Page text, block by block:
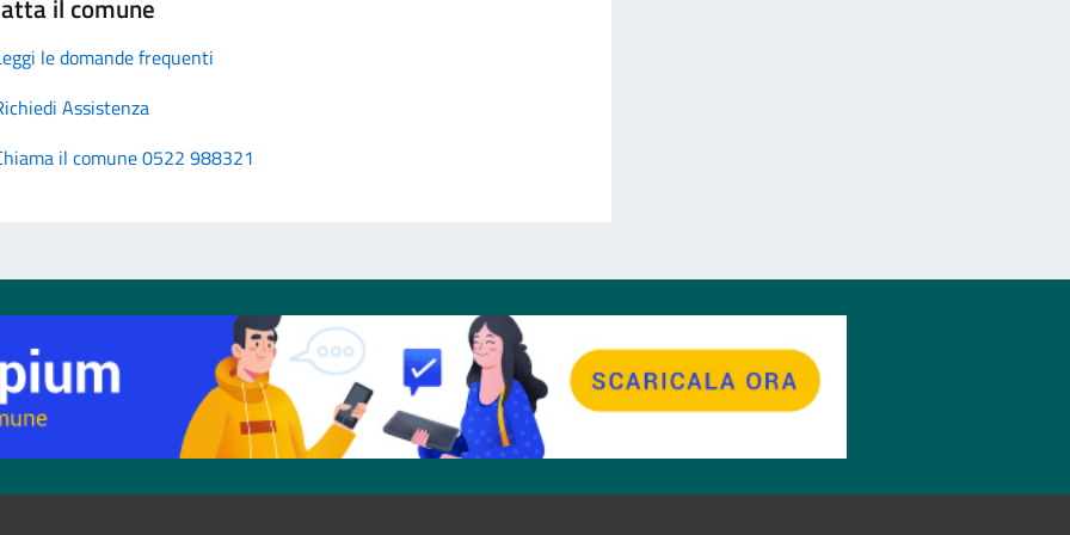
il comune
le domande frequenti
Assistenza
il comune 0522 988321